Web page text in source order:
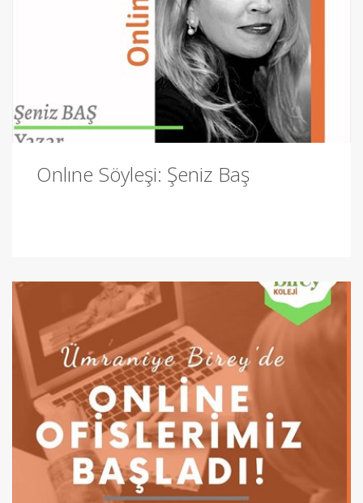
Onlıne Söyleşi: Şeniz Baş